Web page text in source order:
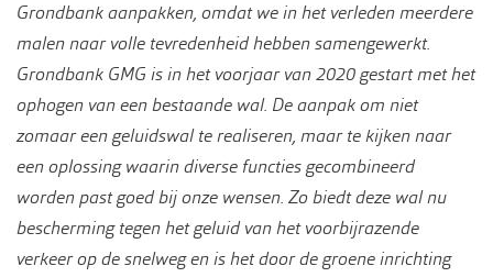
Grondbank aanpakken, omdat we in het verleden meerdere
malen naar volle tevredenheid hebben samengewerkt.
Grondbank GMG is in het voorjaar van 2020 gestart met het
ophogen van een bestaande wal. De aanpak om niet
zomaar een geluidswal te realiseren, maar te kijken naar
een oplossing waarin diverse functies gecombineerd
worden past goed bij onze wensen. Zo biedt deze wal nu
bescherming tegen het geluid van het voorbijrazende
verkeer op de snelweg en is het door de groene inrichting